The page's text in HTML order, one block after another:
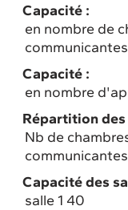
Capacité :
en nombre de
Capacité :
en nombre
Répartition
Nb de
Capacité des
salle 1 40